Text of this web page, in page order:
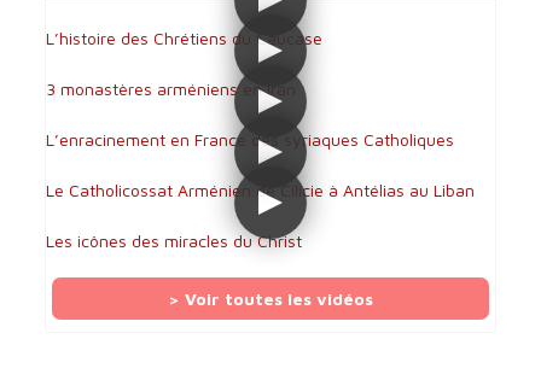
L’histoire des Chrétiens du Caucase
3 monastères arméniens en Iran
L’enracinement en France des syriaques Catholiques
Le Catholicossat Arménien de Cilicie à Antélias au Liban
Les icônes des miracles du Christ
> Voir toutes les vidéos